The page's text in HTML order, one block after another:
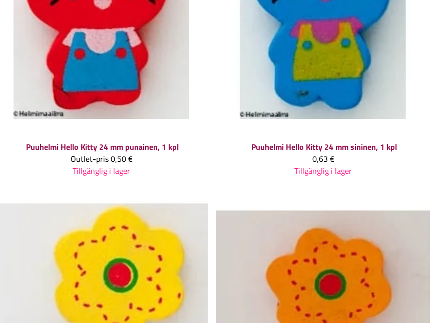
Puuhelmi Hello Kitty 24 mm punainen, 1 kpl
Outlet-pris0,50 €
Tillgänglig i lager
Puuhelmi Hello Kitty 24 mm sininen, 1 kpl
0,63 €
Tillgänglig i lager